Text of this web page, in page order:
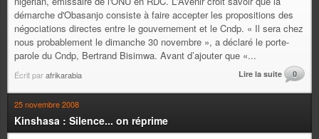
démarche d'Obasanjo consiste à faire accepter les propositions des
négociations directes entre le gouvernement et le Cndp. « Il sera chez
nous probablement le dimanche 30 novembre », a déclaré le porte-
parole du Cndp, Bertrand Bisimwa. Avant d’ajouter que «...
Écrit parafrikarabia Lire la suite 0
25 novembre 2008
Kinshasa : Silence... on réprime